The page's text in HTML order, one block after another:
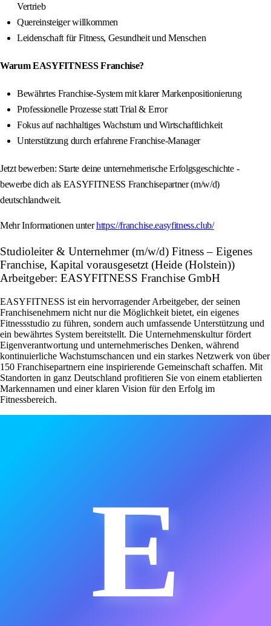
Vertrieb
Quereinsteiger willkommen
Leidenschaft für Fitness, Gesundheit und Menschen
Warum EASYFITNESS Franchise?
Bewährtes Franchise-System mit klarer Markenpositionierung
Professionelle Prozesse statt Trial & Error
Fokus auf nachhaltiges Wachstum und Wirtschaftlichkeit
Unterstützung durch erfahrene Franchise-Manager
Jetzt bewerben: Starte deine unternehmerische Erfolgsgeschichte -
bewerbe dich als EASYFITNESS Franchisepartner (m/w/d)
deutschlandweit.
Mehr Informationen unterhttps://franchise.easyfitness.club/
Studioleiter & Unternehmer (m/w/d) Fitness – Eigenes
Franchise, Kapital vorausgesetzt (Heide (Holstein))
Arbeitgeber: EASYFITNESS Franchise GmbH
EASYFITNESS ist ein hervorragender Arbeitgeber, der seinen
Franchisenehmern nicht nur die Möglichkeit bietet, ein eigenes
Fitnessstudio zu führen, sondern auch umfassende Unterstützung und
ein bewährtes System bereitstellt. Die Unternehmenskultur fördert
Eigenverantwortung und unternehmerisches Denken, während
kontinuierliche Wachstumschancen und ein starkes Netzwerk von über
150 Franchisepartnern eine inspirierende Gemeinschaft schaffen. Mit
Standorten in ganz Deutschland profitieren Sie von einem etablierten
Markennamen und einer klaren Vision für den Erfolg im
Fitnessbereich.
E